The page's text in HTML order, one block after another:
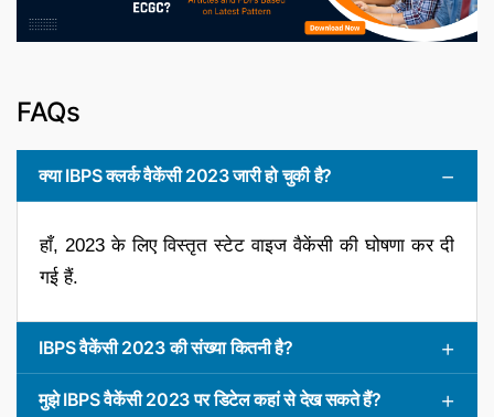
FAQs
क्या IBPS क्लर्क वैकेंसी 2023 जारी हो चुकी है?
हाँ, 2023 के लिए विस्तृत स्टेट वाइज वैकेंसी की घोषणा कर दी
गई हैं.
IBPS वैकेंसी 2023 की संख्या कितनी है?
मुझे IBPS वैकेंसी 2023 पर डिटेल कहां से देख सकते हैं?